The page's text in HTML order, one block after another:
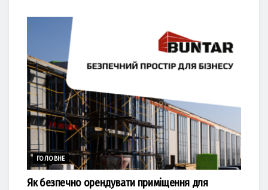
ГОЛОВНЕ
Як безпечно орендувати приміщення для